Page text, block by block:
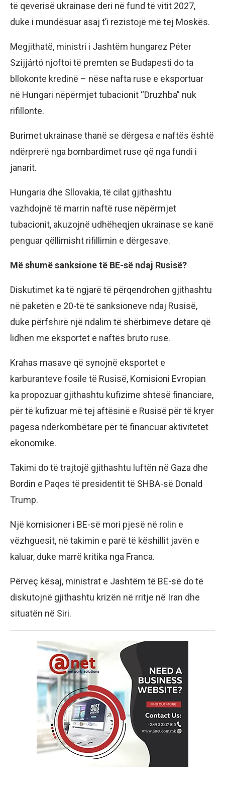
të qeverisë ukrainase deri në fund të vitit 2027,
duke i mundësuar asaj t’i rezistojë më tej Moskës.
Megjithatë, ministri i Jashtëm hungarez Péter
Szijjártó njoftoi të premten se Budapesti do ta
bllokonte kredinë – nëse nafta ruse e eksportuar
në Hungari nëpërmjet tubacionit “Druzhba” nuk
rifillonte.
Burimet ukrainase thanë se dërgesa e naftës është
ndërprerë nga bombardimet ruse që nga fundi i
janarit.
Hungaria dhe Sllovakia, të cilat gjithashtu
vazhdojnë të marrin naftë ruse nëpërmjet
tubacionit, akuzojnë udhëheqjen ukrainase se kanë
penguar qëllimisht rifillimin e dërgesave.
Më shumë sanksione të BE-së ndaj Rusisë?
Diskutimet ka të ngjarë të përqendrohen gjithashtu
në paketën e 20-të të sanksioneve ndaj Rusisë,
duke përfshirë një ndalim të shërbimeve detare që
lidhen me eksportet e naftës bruto ruse.
Krahas masave që synojnë eksportet e
karburanteve fosile të Rusisë, Komisioni Evropian
ka propozuar gjithashtu kufizime shtesë financiare,
për të kufizuar më tej aftësinë e Rusisë për të kryer
pagesa ndërkombëtare për të financuar aktivitetet
ekonomike.
Takimi do të trajtojë gjithashtu luftën në Gaza dhe
Bordin e Paqes të presidentit të SHBA-së Donald
Trump.
Një komisioner i BE-së mori pjesë në rolin e
vëzhguesit, në takimin e parë të këshillit javën e
kaluar, duke marrë kritika nga Franca.
Përveç kësaj, ministrat e Jashtëm të BE-së do të
diskutojnë gjithashtu krizën në rritje në Iran dhe
situatën në Siri.